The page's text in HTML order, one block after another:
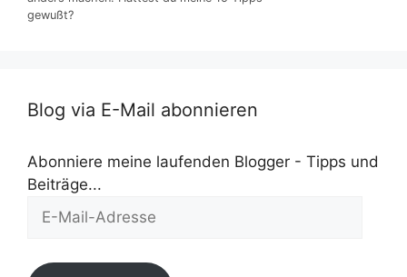
gewußt?
Blog via E-Mail abonnieren
Abonniere meine laufenden Blogger - Tipps und
Beiträge...